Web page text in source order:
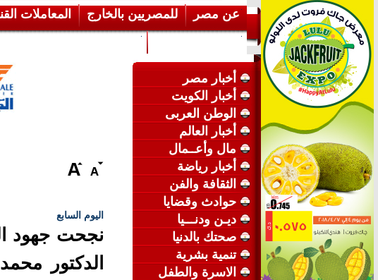
عن مصر للمصريين بالخارج المعاملات
أخبار مصر
أخبار الكويت
الوطن العربى
أخبار العالم
مال وأعــمال
أخبار رياضة
الثقافة والفن
حوادث وقضايا
ديـن ودنـــيا
صحتك بالدنيا
تنمية بشرية
الاسرة والطفل
اليوم السابع
نجحت جهود